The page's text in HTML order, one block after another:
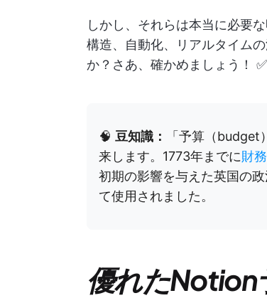
しかし、それらは本当に必要
構造、自動化、リアルタイム
か？さあ、確かめましょう！ ✅
🧠 豆知識：
「予算（
来します。1773年までに財
初期の影響を与えた英国の
て使用されました。
優れたNotion